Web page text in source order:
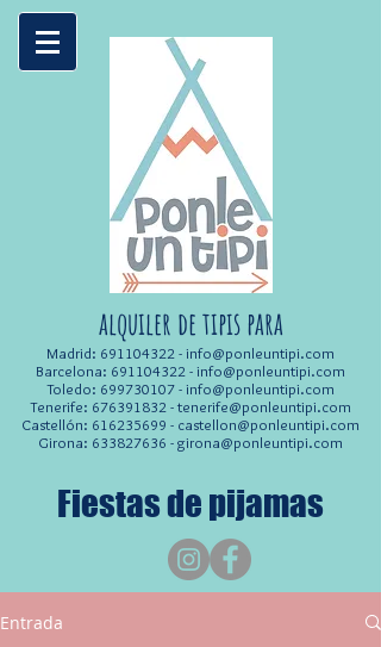
alquiler de tipis para
Madrid: 691104322 -info@ponleuntipi.com
Barcelona: 691104322 -info@ponleuntipi.com
Toledo: 699730107-info@ponleuntipi.com
Tenerife: 676391832 -tenerife@ponleuntipi.com
Castellón: 616235699 - castellon@ponleuntipi.com
Girona: 633827636 -girona@ponleuntipi.com
Fiestas de pijamas
Entrada